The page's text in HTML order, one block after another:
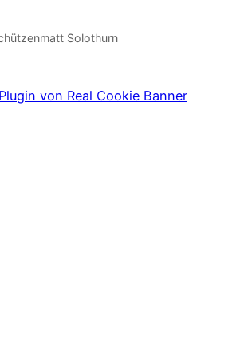
Solothurn
von Real Cookie Banner